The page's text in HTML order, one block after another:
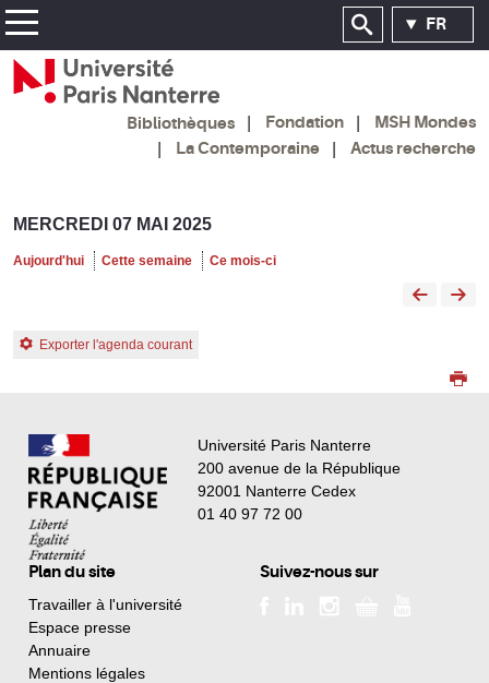
FR
Bibliothèques Fondation
MSH Mondes
La Contemporaine
Actus recherche
MERCREDI 07 MAI 2025
Aujourd'hui Cette semaine Ce mois-ci
Exporter l'agenda courant
Université Paris Nanterre
200 avenue de la République
92001 Nanterre Cedex
01 40 97 72 00
Plan du site
Travailler à l'université
Espace presse
Annuaire
Mentions légales
Suivez-nous sur